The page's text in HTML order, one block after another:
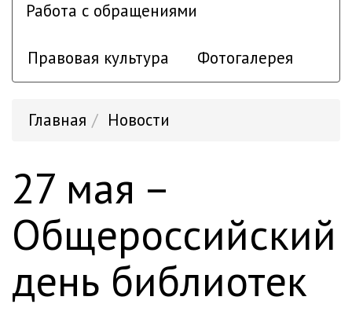
Работа с обращениями
Правовая культура Фотогалерея
Главная Новости
27 мая –
Общероссийский
день библиотек